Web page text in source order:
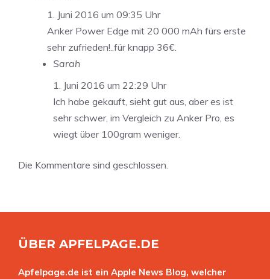
1. Juni 2016 um 09:35 Uhr
Anker Power Edge mit 20 000 mAh fürs erste
sehr zufrieden!..für knapp 36€.
Sarah
1. Juni 2016 um 22:29 Uhr
Ich habe gekauft, sieht gut aus, aber es ist
sehr schwer, im Vergleich zu Anker Pro, es
wiegt über 100gram weniger.
Die Kommentare sind geschlossen.
ÜBER APFELPAGE.DE
Apfelpage.de ist ein Apple News Blog, welcher